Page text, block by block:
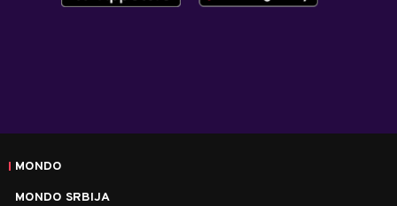
MONDO
MONDO SRBIJA